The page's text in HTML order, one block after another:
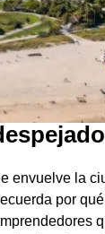
envuelve la
por